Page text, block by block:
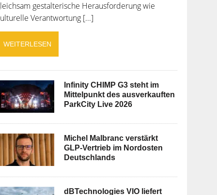
gestalterische Herausforderung wie
Verantwortung [...]
WEITERLESEN
Infinity CHIMP G3 steht im
Mittelpunkt des ausverkauften
ParkCity Live 2026
Michel Malbranc verstärkt
GLP-Vertrieb im Nordosten
Deutschlands
dBTechnologies VIO liefert